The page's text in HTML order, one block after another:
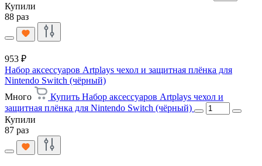
Купили
88 раз
953 ₽
Набор аксессуаров Artplays чехол и защитная плёнка для
Nintendo Switch (чёрный)
Много
Купить Набор аксессуаров Artplays чехол и
защитная плёнка для Nintendo Switch (чёрный)
Купили
87 раз